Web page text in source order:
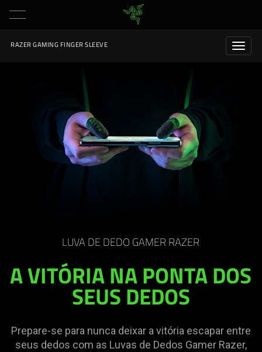
RAZER GAMING FINGER SLEEVE
LUVA DE DEDO GAMER RAZER
A VITÓRIA NA PONTA DOS
SEUS DEDOS
Prepare-se para nunca deixar a vitória escapar entre
seus dedos com as Luvas de Dedos Gamer Razer,